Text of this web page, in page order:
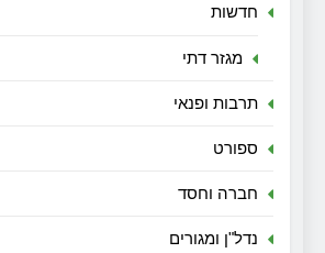
חדשות
מגזר דתי
תרבות ופנאי
ספורט
חברה וחסד
נדל"ן ומגורים